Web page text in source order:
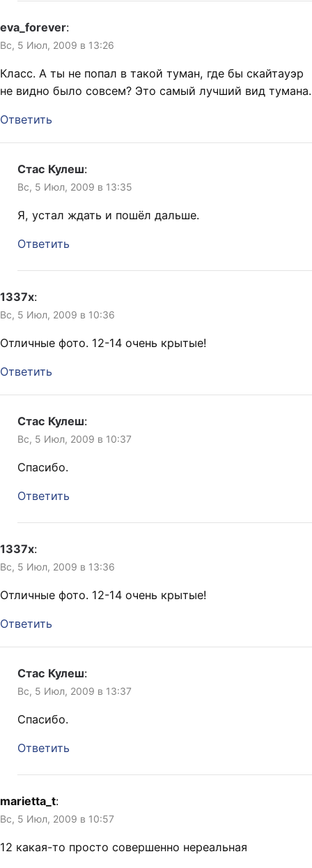
eva_forever:
Вс, 5 Июл, 2009 в 13:26
Класс. А ты не попал в такой туман, где бы скайтауэр
не видно было совсем? Это самый лучший вид тумана.
Ответить
Стас Кулеш:
Вс, 5 Июл, 2009 в 13:35
Я, устал ждать и пошёл дальше.
Ответить
1337x:
Вс, 5 Июл, 2009 в 10:36
Отличные фото. 12-14 очень крытые!
Ответить
Стас Кулеш:
Вс, 5 Июл, 2009 в 10:37
Спасибо.
Ответить
1337x:
Вс, 5 Июл, 2009 в 13:36
Отличные фото. 12-14 очень крытые!
Ответить
Стас Кулеш:
Вс, 5 Июл, 2009 в 13:37
Спасибо.
Ответить
marietta_t:
Вс, 5 Июл, 2009 в 10:57
12 какая-то просто совершенно нереальная